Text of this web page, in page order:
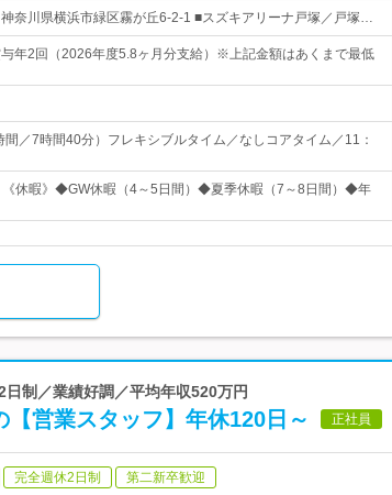
奈川県横浜市緑区霧が丘6-2-1 ■スズキアリーナ戸塚／戸塚…
年2回（2026年度5.8ヶ月分支給）※上記金額はあくまで最低
／7時間40分）フレキシブルタイム／なしコアタイム／11：
《休暇》◆GW休暇（4～5日間）◆夏季休暇（7～8日間）◆年
制／業績好調／平均年収520万円
営業スタッフ】年休120日～ 正社員
完全週休2日制 第二新卒歓迎